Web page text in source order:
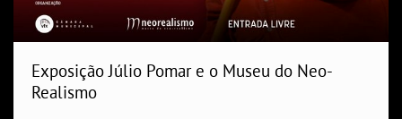
Exposição Júlio Pomar e o Museu do Neo-
Realismo